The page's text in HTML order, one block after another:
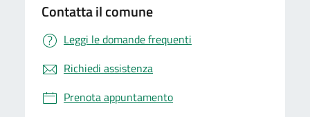
Contatta il comune
Leggi le domande frequenti
Richiedi assistenza
Prenota appuntamento